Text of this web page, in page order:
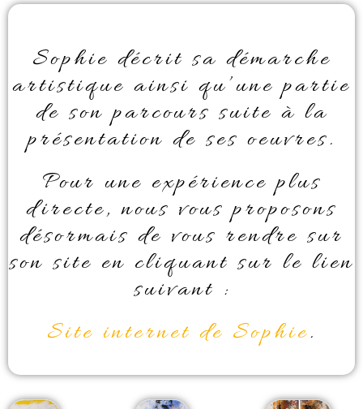
Sophie décrit sa démarche
artistique ainsi qu’une partie
de son parcours suite à la
présentation de ses oeuvres.
Pour une expérience plus
directe, nous vous proposons
désormais de vous rendre sur
son site en cliquant sur le lien
suivant :
Site internet de Sophie.